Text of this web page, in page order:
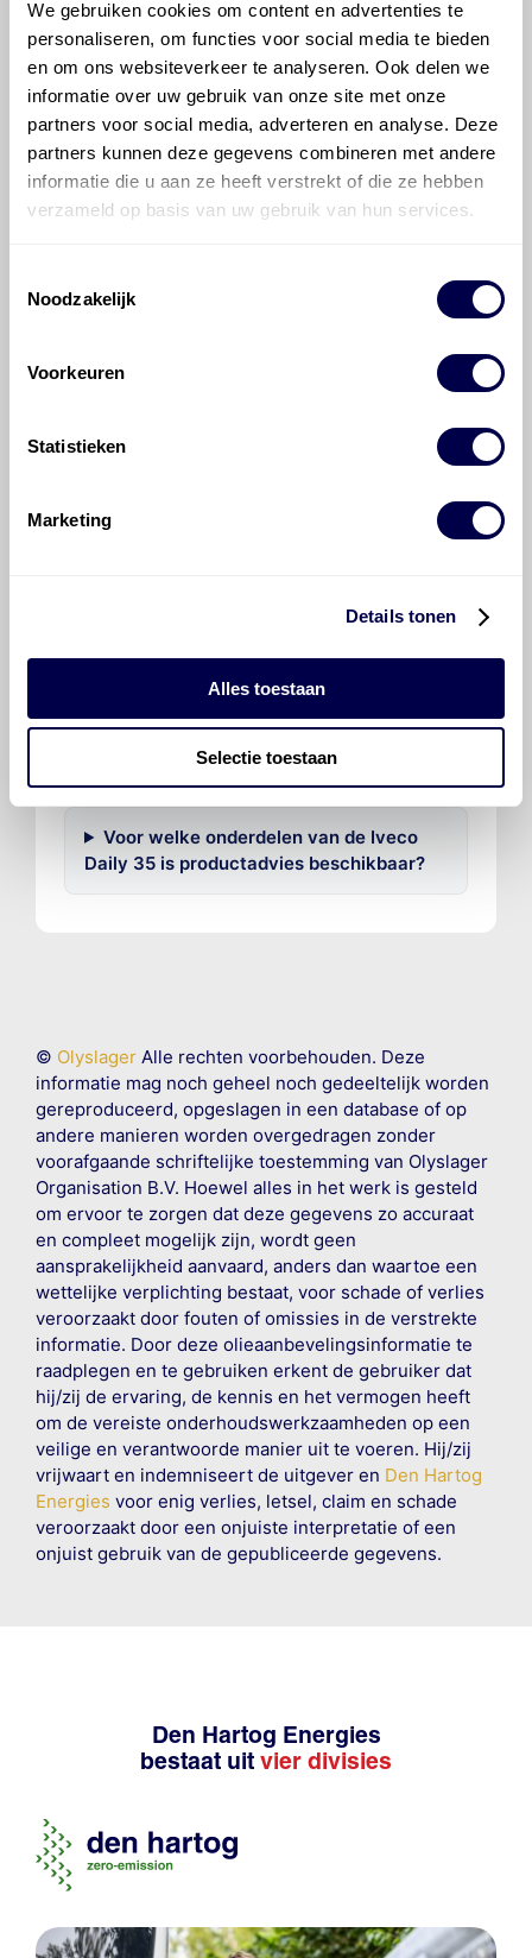
We gebruiken cookies om content en advertenties te
personaliseren, om functies voor social media te bieden
en om ons websiteverkeer te analyseren. Ook delen we
informatie over uw gebruik van onze site met onze
partners voor social media, adverteren en analyse. Deze
partners kunnen deze gegevens combineren met andere
informatie die u aan ze heeft verstrekt of die ze hebben
verzameld op basis van uw gebruik van hun services.
Noodzakelijk
Voorkeuren
Statistieken
Marketing
Details tonen
Alles toestaan
Selectie toestaan
700 ATF 4000
Transmissie, geautomatiseerdZF
Mobil Delvac 1 Transmission Fluid
Veelgestelde vragen over
worden bij een Iveco Daily 35?
Voor welke onderdelen van de Iveco
Daily 35 is productadvies beschikbaar?
© OlyslagerAlle rechten voorbehouden. Deze
informatie mag noch geheel noch gedeeltelijk worden
gereproduceerd, opgeslagen in een database of op
andere manieren worden overgedragen zonder
voorafgaande schriftelijke toestemming van Olyslager
Organisation B.V. Hoewel alles in het werk is gesteld
om ervoor te zorgen dat deze gegevens zo accuraat
en compleet mogelijk zijn, wordt geen
aansprakelijkheid aanvaard, anders dan waartoe een
wettelijke verplichting bestaat, voor schade of verlies
veroorzaakt door fouten of omissies in de verstrekte
informatie. Door deze olieaanbevelingsinformatie te
raadplegen en te gebruiken erkent de gebruiker dat
hij/zij de ervaring, de kennis en het vermogen heeft
om de vereiste onderhoudswerkzaamheden op een
veilige en verantwoorde manier uit te voeren. Hij/zij
vrijwaart en indemniseert de uitgever en Den Hartog
Energies voor enig verlies, letsel, claim en schade
veroorzaakt door een onjuiste interpretatie of een
onjuist gebruik van de gepubliceerde gegevens.
Den Hartog Energies
bestaat uit vier divisies